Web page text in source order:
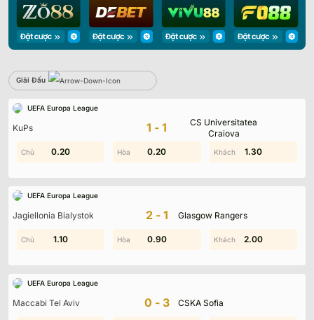
Giải Đấu
UEFA Europa League
KuPs 1-1
CS Universitatea
Craiova
0.30
0.60 0.20
0.20 0.20 1.30
UEFA Europa League
Jagiellonia Bialystok 2-1 Glasgow Rangers
1.60 1.80 1.20
1.10 0.90 2.00
UEFA Europa League
Maccabi Tel Aviv 0-3 CSKA Sofia
Sbobet
Không có dữ liệu vui lòng chọn bộ lọc khác